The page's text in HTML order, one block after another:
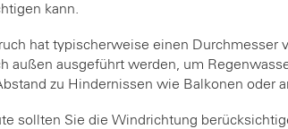
kann.
hat typischerweise einen Durchmesser
außen ausgeführt werden, um
zu Hindernissen wie Balkonen oder
sollten Sie die Windrichtung